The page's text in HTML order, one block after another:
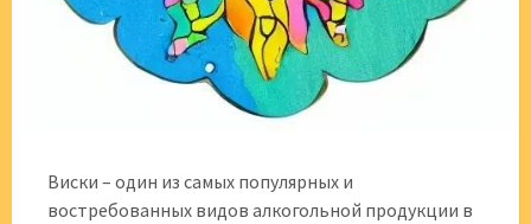
Виски – один из самых популярных и
востребованных видов алкогольной продукции в